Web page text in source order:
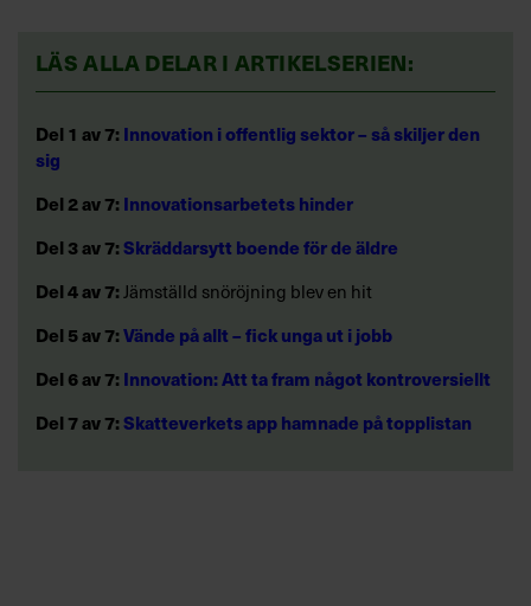
LÄS ALLA DELAR I ARTIKELSERIEN:
Del 1 av 7: Innovation i offentlig sektor – så skiljer den
sig
Del 2 av 7: Innovationsarbetets hinder
Del 3 av 7:Skräddarsytt boende för de äldre
Del 4 av 7:Jämställd snöröjning blev en hit
Del 5 av 7:Vände på allt – fick unga ut i jobb
Del 6 av 7: Innovation: Att ta fram något kontroversiellt
Del 7 av 7:Skatteverkets app hamnade på topplistan